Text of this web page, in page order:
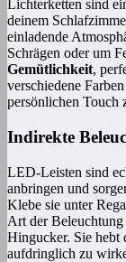
Lichterketten sind
deinem
einladende
Schrägen oder um
Gemütlichkeit,
verschiedene
persönlichen Touch
Indirekte
LED-Leisten sind
anbringen und
Klebe sie unter
Art der
Hingucker. Sie hebt
aufdringlich zu